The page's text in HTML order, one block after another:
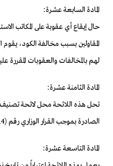
المادة السابعة عشرة:
حال إيقاع أي عقوبة على المكاتب
المقاولين بسبب مخالفة الكود، يقوم
لهم بالمخالفات والعقوبات المقررة
المادة الثامنة عشرة:
تحل هذه اللائحة محل لائحة
الصادرة بموجب القرار الوزاري رقم (1214ق/ أع/ 39) وتاريخ 14/ 10/ 1439هـ
المادة التاسعة عشرة: